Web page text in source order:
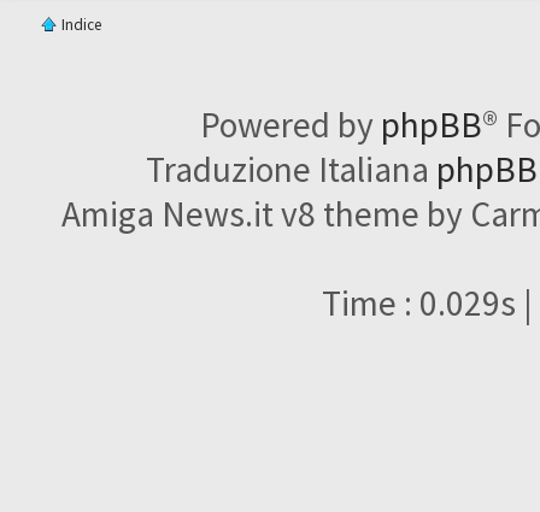
Indice
Powered by phpBB®
Traduzione Italiana
Amiga News.it v8 theme by
Time : 0.029s